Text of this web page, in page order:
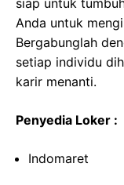
siap untuk
Anda untuk
Bergabunglah
setiap individu
karir menanti.
Penyedia Loker :
Indomaret